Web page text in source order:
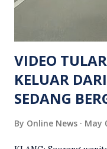
siasatan lanjut. Kes
Keseksaan kerana
maklumat diminta t...
VIDEO
KELUAR
SEDANG
By Online News May